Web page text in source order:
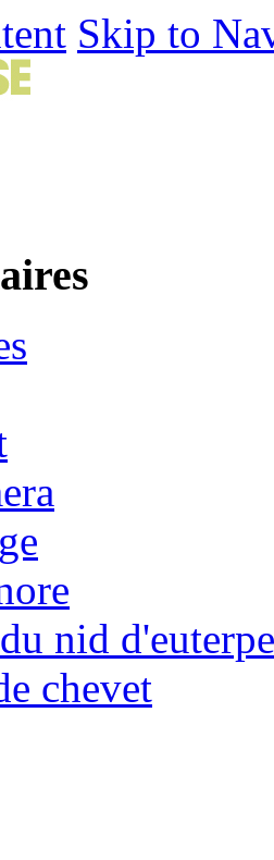
Skip to
nid d'euterpe
chevet